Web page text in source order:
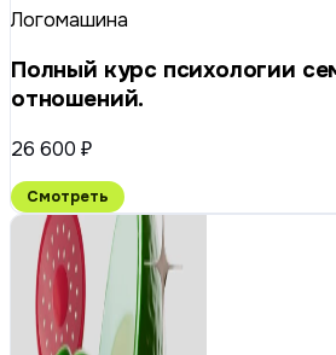
Логомашина
Полный курс психологии
отношений.
26 600 ₽
Смотреть